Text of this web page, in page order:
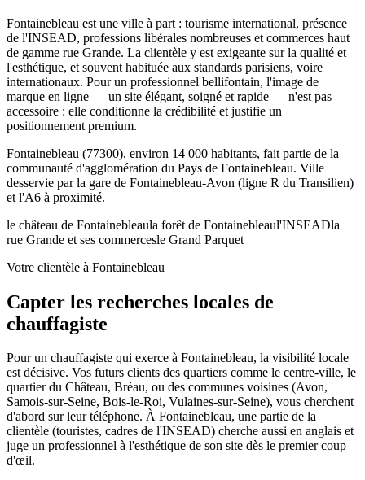
Fontainebleau est une ville à part : tourisme international, présence
de l'INSEAD, professions libérales nombreuses et commerces haut
de gamme rue Grande. La clientèle y est exigeante sur la qualité et
l'esthétique, et souvent habituée aux standards parisiens, voire
internationaux. Pour un professionnel bellifontain, l'image de
marque en ligne — un site élégant, soigné et rapide — n'est pas
accessoire : elle conditionne la crédibilité et justifie un
positionnement premium.
Fontainebleau (77300), environ 14 000 habitants, fait partie de la
communauté d'agglomération du Pays de Fontainebleau. Ville
desservie par la gare de Fontainebleau-Avon (ligne R du Transilien)
et l'A6 à proximité.
le château de Fontainebleaula forêt de Fontainebleaul'INSEADla
rue Grande et ses commercesle Grand Parquet
Votre clientèle à Fontainebleau
Capter les recherches locales de
chauffagiste
Pour un chauffagiste qui exerce à Fontainebleau, la visibilité locale
est décisive. Vos futurs clients des quartiers comme le centre-ville, le
quartier du Château, Bréau, ou des communes voisines (Avon,
Samois-sur-Seine, Bois-le-Roi, Vulaines-sur-Seine), vous cherchent
d'abord sur leur téléphone. À Fontainebleau, une partie de la
clientèle (touristes, cadres de l'INSEAD) cherche aussi en anglais et
juge un professionnel à l'esthétique de son site dès le premier coup
d'œil.